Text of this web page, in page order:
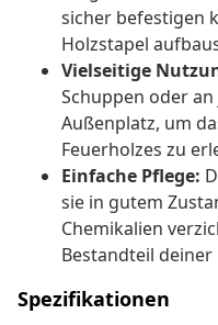
sicher befestigen
Holzstapel
Vielseitige
Schuppen oder
Außenplatz, um
Feuerholzes zu
Einfache Pflege:
sie in gutem
Chemikalien
Bestandteil
Spezifikationen